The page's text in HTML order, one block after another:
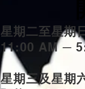
星期二至星期
11:00 AM ─
星期三及星期